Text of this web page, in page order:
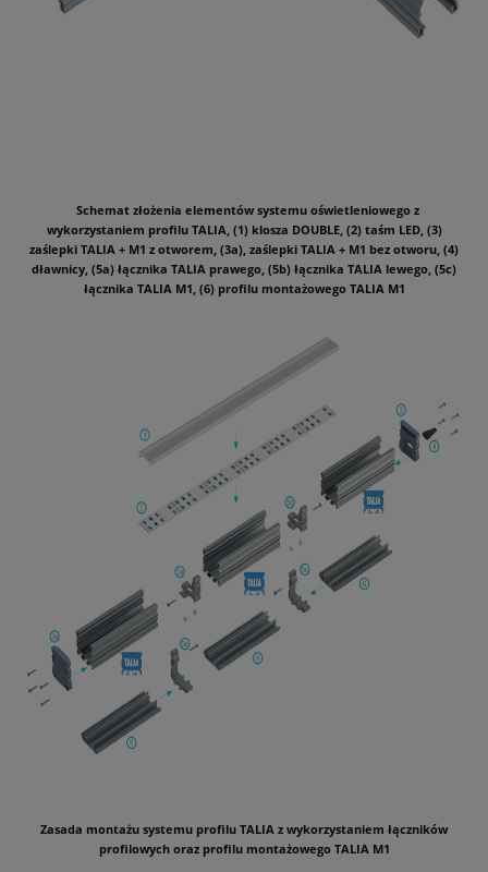
Schemat złożenia elementów systemu oświetleniowego z
wykorzystaniem profilu TALIA, (1) klosza DOUBLE, (2) taśm LED, (3)
zaślepki TALIA + M1 z otworem, (3a), zaślepki TALIA + M1 bez otworu, (4)
dławnicy, (5a) łącznika TALIA prawego, (5b) łącznika TALIA lewego, (5c)
łącznika TALIA M1, (6) profilu montażowego TALIA M1
Zasada montażu systemu profilu TALIA z wykorzystaniem łączników
profilowych oraz profilu montażowego TALIA M1